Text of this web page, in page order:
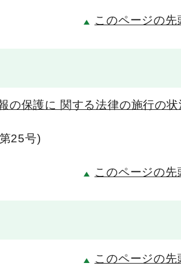
このページの先
の保護に 関する法律の施行の状
25号)
このページの先
このページの先